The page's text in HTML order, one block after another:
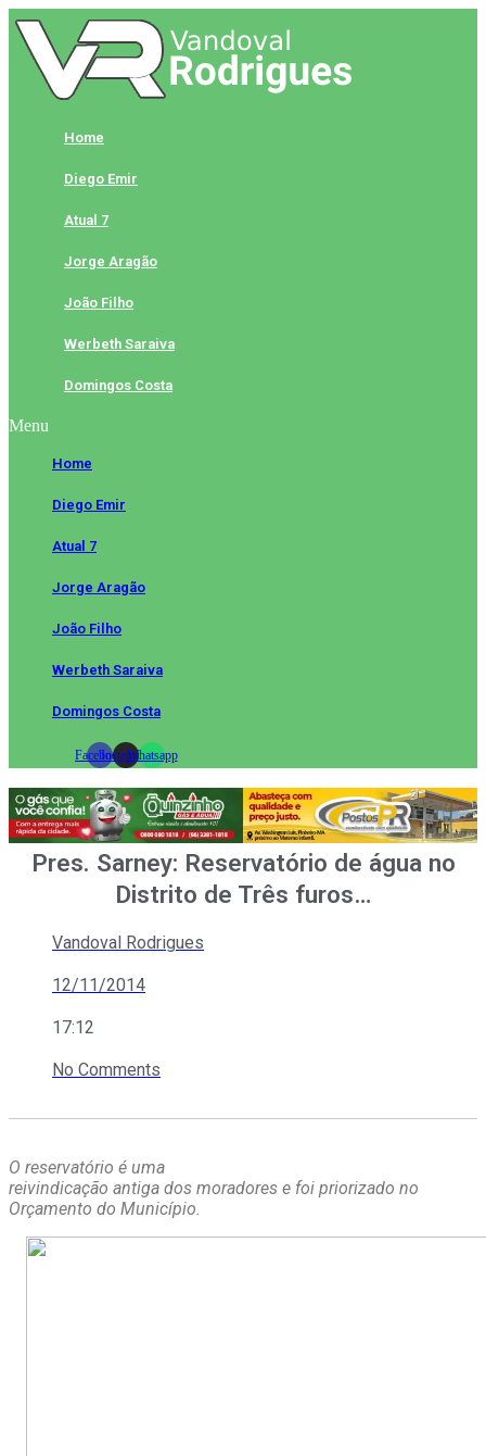
Skip
to
content
Home
Diego Emir
Atual 7
Jorge Aragão
João Filho
Werbeth Saraiva
Domingos Costa
Menu
Home
Diego Emir
Atual 7
Jorge Aragão
João Filho
Werbeth Saraiva
Domingos Costa
FacebookInstagramWhatsapp
Pres. Sarney: Reservatório de água no
Distrito de Três furos…
Vandoval Rodrigues
12/11/2014
17:12
No Comments
O reservatório é uma
reivindicação antiga dos moradores e foi priorizado no
Orçamento do Município.